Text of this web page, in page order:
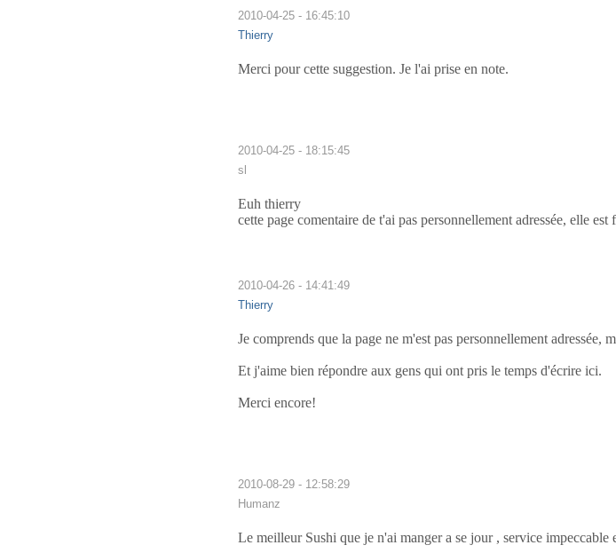
2010-04-25 - 16:45:10
Thierry
Merci pour cette suggestion. Je l'ai prise en note.
2010-04-25 - 18:15:45
sl
Euh thierry
cette page comentaire de t'ai pas personnellement adressée, elle
2010-04-26 - 14:41:49
Thierry
Je comprends que la page ne m'est pas personnellement adressée,
Et j'aime bien répondre aux gens qui ont pris le temps d'écrire ici.
Merci encore!
2010-08-29 - 12:58:29
Humanz
Le meilleur Sushi que je n'ai manger a se jour , service